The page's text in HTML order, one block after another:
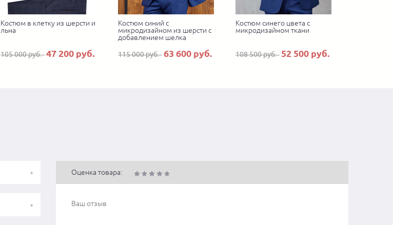
Костюм в клетку из шерсти и
льна
105 000 руб.47 200 руб.
Костюм синий с
микродизайном из шерсти с
добавлением шелка
115 000 руб.63 600 руб.
Костюм синего цвета с
микродизайном ткани
108 500 руб. 52 500 руб.
Оценка товара: